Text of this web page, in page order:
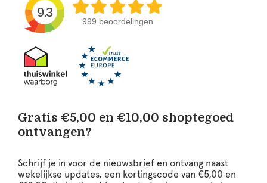
9.3
999 beoordelingen
Gratis €5,00 en €10,00 shoptegoed
ontvangen?
Schrijf je in voor de nieuwsbrief en ontvang naast
wekelijkse updates, een kortingscode van €5,00 en